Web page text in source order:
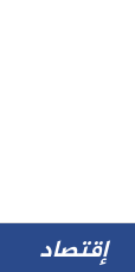
إقتصاد